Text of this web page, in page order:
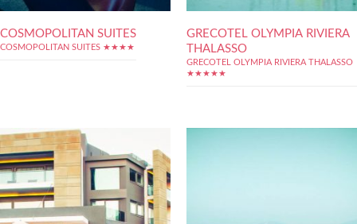
COSMOPOLITAN SUITES
COSMOPOLITAN SUITES ★★★★
GRECOTEL OLYMPIA RIVIERA
THALASSO
GRECOTEL OLYMPIA RIVIERA THALASSO
★★★★★